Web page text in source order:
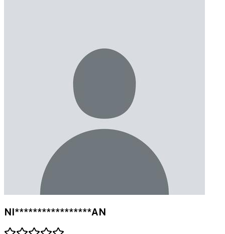
NI*****************AN